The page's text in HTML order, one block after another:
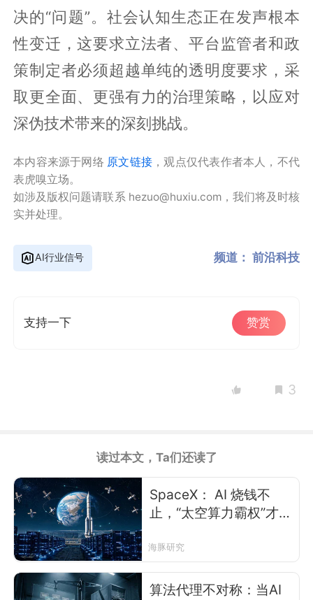
决的“问题”。社会认知生态正在发声根本
性变迁，这要求立法者、平台监管者和政
策制定者必须超越单纯的透明度要求，采
取更全面、更强有力的治理策略，以应对
深伪技术带来的深刻挑战。
本内容来源于网络 原文链接 ，观点仅代表作者本人，不代
表虎嗅立场。
如涉及版权问题请联系 hezuo@huxiu.com，我们将及时核
实并处理。
AI行业信号 频道： 前沿科技
支持一下 赞赏
3
读过本文，Ta们还读了
SpaceX： AI 烧钱不
止，“太空算力霸权”才是
海豚研究
算法代理不对称：当AI